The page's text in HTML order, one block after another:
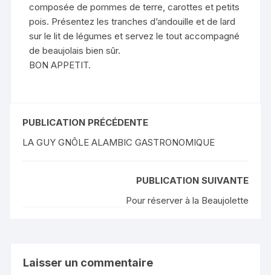
composée de pommes de terre, carottes et petits
pois. Présentez les tranches d’andouille et de lard
sur le lit de légumes et servez le tout accompagné
de beaujolais bien sûr.
BON APPETIT.
PUBLICATION PRÉCÉDENTE
LA GUY GNÔLE ALAMBIC GASTRONOMIQUE
PUBLICATION SUIVANTE
Pour réserver à la Beaujolette
Laisser un commentaire